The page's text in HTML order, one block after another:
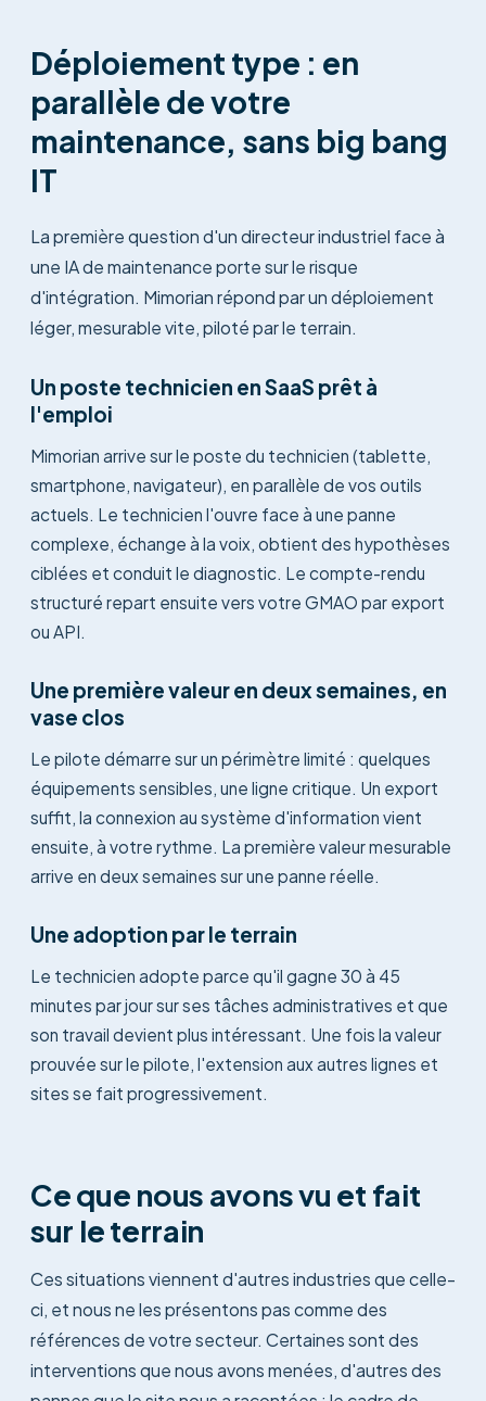
Déploiement type : en
parallèle de votre
maintenance, sans big bang
IT
La première question d'un directeur industriel face à
une IA de maintenance porte sur le risque
d'intégration. Mimorian répond par un déploiement
léger, mesurable vite, piloté par le terrain.
Un poste technicien en SaaS prêt à
l'emploi
Mimorian arrive sur le poste du technicien (tablette,
smartphone, navigateur), en parallèle de vos outils
actuels. Le technicien l'ouvre face à une panne
complexe, échange à la voix, obtient des hypothèses
ciblées et conduit le diagnostic. Le compte-rendu
structuré repart ensuite vers votre GMAO par export
ou API.
Une première valeur en deux semaines, en
vase clos
Le pilote démarre sur un périmètre limité : quelques
équipements sensibles, une ligne critique. Un export
suffit, la connexion au système d'information vient
ensuite, à votre rythme. La première valeur mesurable
arrive en deux semaines sur une panne réelle.
Une adoption par le terrain
Le technicien adopte parce qu'il gagne 30 à 45
minutes par jour sur ses tâches administratives et que
son travail devient plus intéressant. Une fois la valeur
prouvée sur le pilote, l'extension aux autres lignes et
sites se fait progressivement.
Ce que nous avons vu et fait
sur le terrain
Ces situations viennent d'autres industries que celle-
ci, et nous ne les présentons pas comme des
références de votre secteur. Certaines sont des
interventions que nous avons menées, d'autres des